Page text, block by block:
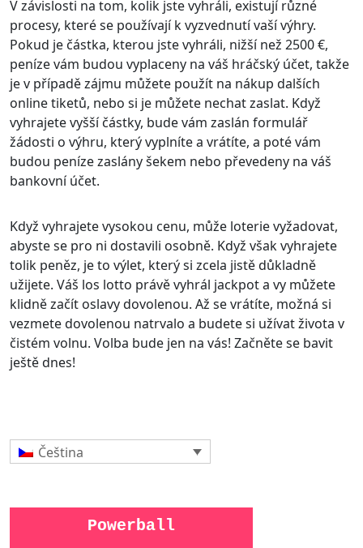
V závislosti na tom, kolik jste vyhráli, existují různé
procesy, které se používají k vyzvednutí vaší výhry.
Pokud je částka, kterou jste vyhráli, nižší než 2500 €,
peníze vám budou vyplaceny na váš hráčský účet, takže
je v případě zájmu můžete použít na nákup dalších
online tiketů, nebo si je můžete nechat zaslat. Když
vyhrajete vyšší částky, bude vám zaslán formulář
žádosti o výhru, který vyplníte a vrátíte, a poté vám
budou peníze zaslány šekem nebo převedeny na váš
bankovní účet.
Když vyhrajete vysokou cenu, může loterie vyžadovat,
abyste se pro ni dostavili osobně. Když však vyhrajete
tolik peněz, je to výlet, který si zcela jistě důkladně
užijete. Váš los lotto právě vyhrál jackpot a vy můžete
klidně začít oslavy dovolenou. Až se vrátíte, možná si
vezmete dovolenou natrvalo a budete si užívat života v
čistém volnu. Volba bude jen na vás! Začněte se bavit
ještě dnes!
Čeština